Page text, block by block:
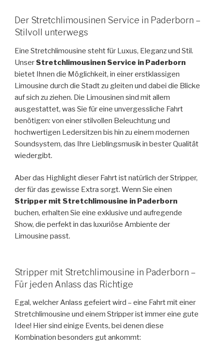
Der Stretchlimousinen Service in Paderborn –
Stilvoll unterwegs
Eine Stretchlimousine steht für Luxus, Eleganz und Stil.
Unser Stretchlimousinen Service in Paderborn
bietet Ihnen die Möglichkeit, in einer erstklassigen
Limousine durch die Stadt zu gleiten und dabei die Blicke
auf sich zu ziehen. Die Limousinen sind mit allem
ausgestattet, was Sie für eine unvergessliche Fahrt
benötigen: von einer stilvollen Beleuchtung und
hochwertigen Ledersitzen bis hin zu einem modernen
Soundsystem, das Ihre Lieblingsmusik in bester Qualität
wiedergibt.
Aber das Highlight dieser Fahrt ist natürlich der Stripper,
der für das gewisse Extra sorgt. Wenn Sie einen
Stripper mit Stretchlimousine in Paderborn
buchen, erhalten Sie eine exklusive und aufregende
Show, die perfekt in das luxuriöse Ambiente der
Limousine passt.
Stripper mit Stretchlimousine in Paderborn –
Für jeden Anlass das Richtige
Egal, welcher Anlass gefeiert wird – eine Fahrt mit einer
Stretchlimousine und einem Stripper ist immer eine gute
Idee! Hier sind einige Events, bei denen diese
Kombination besonders gut ankommt: